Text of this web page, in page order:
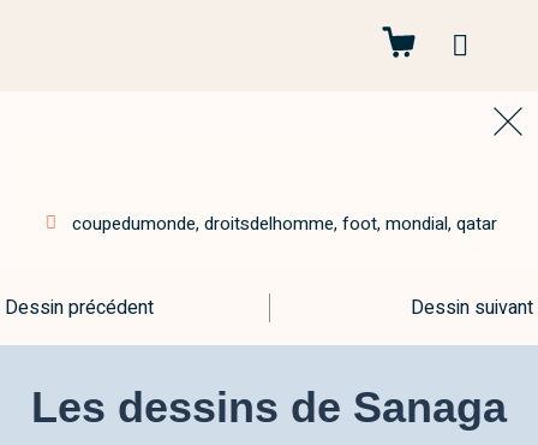
coupedumonde,droitsdelhomme,foot,mondial,qatar
Dessin précédent Dessin suivant
Les dessins de Sanaga